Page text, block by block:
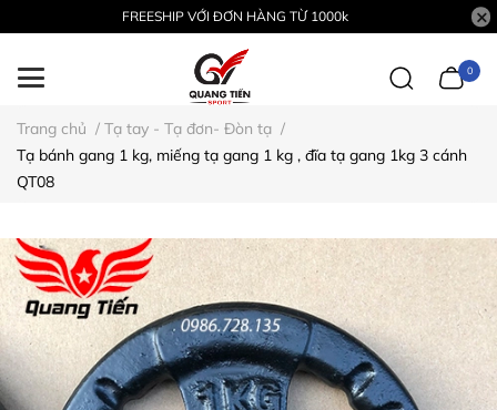
FREESHIP VỚI ĐƠN HÀNG TỪ 1000k
0
Trang chủ / Tạ tay - Tạ đơn- Đòn tạ /
Tạ bánh gang 1 kg, miếng tạ gang 1 kg , đĩa tạ gang 1kg 3 cánh
QT08